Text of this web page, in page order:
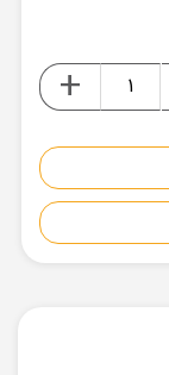
+